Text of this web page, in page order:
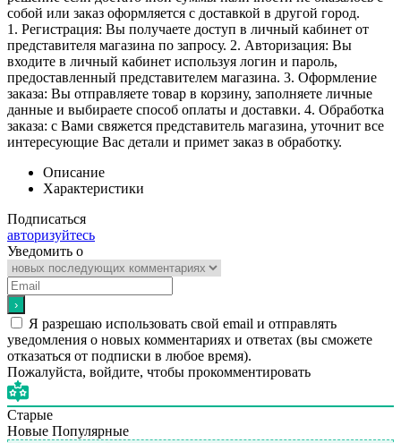
собой или заказ оформляется с доставкой в другой город.
1. Регистрация: Вы получаете доступ в личный кабинет от
представителя магазина по запросу. 2. Авторизация: Вы
входите в личный кабинет используя логин и пароль,
предоставленный представителем магазина. 3. Оформление
заказа: Вы отправляете товар в корзину, заполняете личные
данные и выбираете способ оплаты и доставки. 4. Обработка
заказа: с Вами свяжется представитель магазина, уточнит все
интересующие Вас детали и примет заказ в обработку.
Описание
Характеристики
Подписаться
авторизуйтесь
Уведомить о
Я разрешаю использовать свой email и отправлять
уведомления о новых комментариях и ответах (вы cможете
отказаться от подписки в любое время).
Пожалуйста, войдите, чтобы прокомментировать
Старые
Новые Популярные